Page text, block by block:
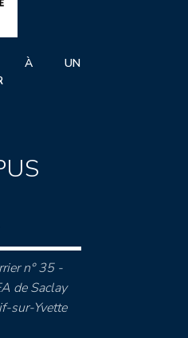
À UN
n° 35 -
de Saclay
sur-Yvette